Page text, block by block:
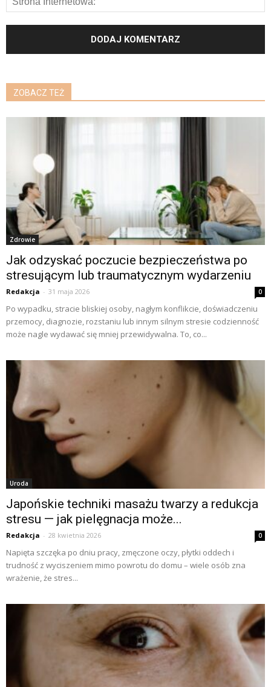
ZOBACZ TEŻ
Zdrowie
Jak odzyskać poczucie bezpieczeństwa po
stresującym lub traumatycznym wydarzeniu
Redakcja - 31 maja 2026 0
Po wypadku, stracie bliskiej osoby, nagłym konflikcie, doświadczeniu
przemocy, diagnozie, rozstaniu lub innym silnym stresie codzienność
może nagle wydawać się mniej przewidywalna. To, co...
Uroda
Japońskie techniki masażu twarzy a redukcja
stresu — jak pielęgnacja może...
Redakcja - 28 kwietnia 2026 0
Napięta szczęka po dniu pracy, zmęczone oczy, płytki oddech i
trudność z wyciszeniem mimo powrotu do domu – wiele osób zna
wrażenie, że stres...